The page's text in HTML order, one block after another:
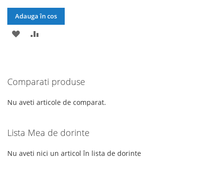
Adauga în cos
ADAUGATI
DE
DORINTE
Comparati produse
Nu aveti articole de comparat.
Lista Mea de dorinte
Nu aveti nici un articol în lista de dorinte